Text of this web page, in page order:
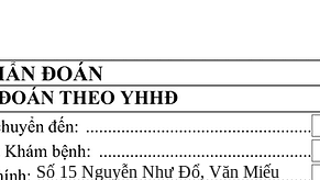
Số 15 Nguyễn Như Đổ, Văn Miếu